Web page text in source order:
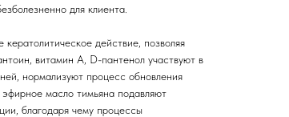
для клиента.
действие, позволяя
витамин А, D-пантенол участвуют в
нормализуют процесс обновления
масло тимьяна подавляют
благодаря чему процессы